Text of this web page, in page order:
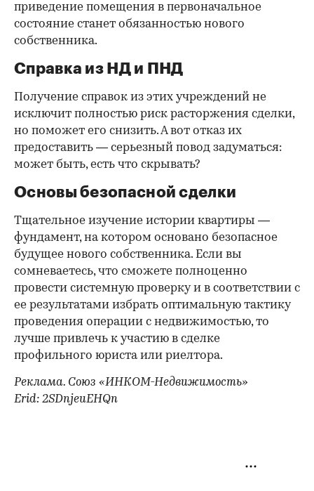
приведение помещения в первоначальное
состояние станет обязанностью нового
собственника.
Справка из НД и ПНД
Получение справок из этих учреждений не
исключит полностью риск расторжения сделки,
но поможет его снизить. А вот отказ их
предоставить — серьезный повод задуматься:
может быть, есть что скрывать?
Основы безопасной сделки
Тщательное изучение истории квартиры —
фундамент, на котором основано безопасное
будущее нового собственника. Если вы
сомневаетесь, что сможете полноценно
провести системную проверку и в соответствии с
ее результатами избрать оптимальную тактику
проведения операции с недвижимостью, то
лучше привлечь к участию в сделке
профильного юриста или риелтора.
Реклама. Союз «ИНКОМ-Недвижимость»
Erid: 2SDnjeuEHQn